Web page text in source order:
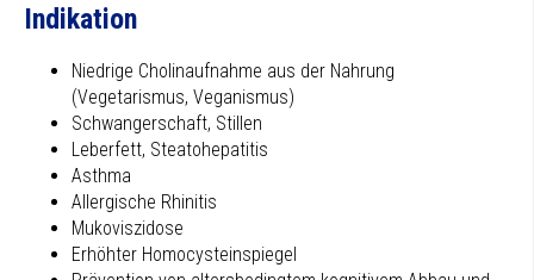
Indikation
Niedrige Cholinaufnahme aus der Nahrung
(Vegetarismus, Veganismus)
Schwangerschaft, Stillen
Leberfett, Steatohepatitis
Asthma
Allergische Rhinitis
Mukoviszidose
Erhöhter Homocysteinspiegel